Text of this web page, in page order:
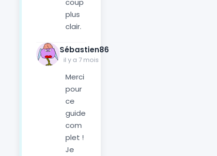
coup
plus
clair.
Sébastien86
il y a 7 mois
Merci
pour
ce
guide
com
plet !
Je